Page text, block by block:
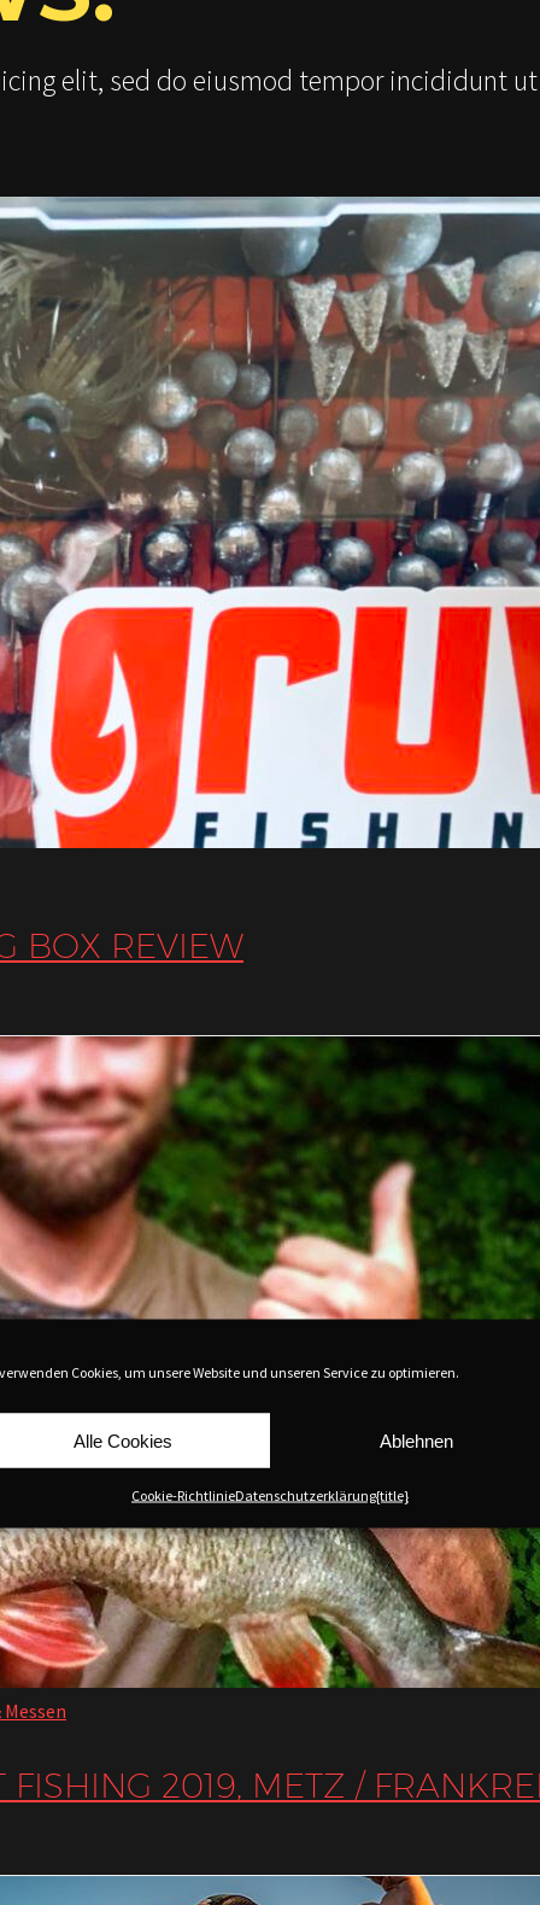
Cookies, um unsere Website und unseren Service zu optimieren.
Alle Cookies Ablehnen
Cookie-RichtlinieDatenschutzerklärung{title}
elit, sed do eiusmod tempor incididunt
BOX REVIEW
FISHING 2019, METZ /